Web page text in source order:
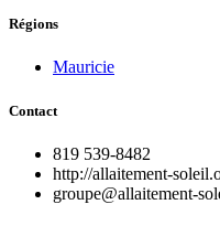
Régions
Mauricie
Contact
819 539-8482
http://allaitement-
groupe@allaitement-